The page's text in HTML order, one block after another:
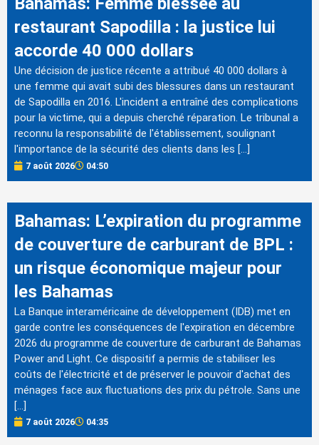
restaurant Sapodilla : la justice lui
accorde 40 000 dollars
Une décision de justice récente a attribué 40 000 dollars à
une femme qui avait subi des blessures dans un restaurant
de Sapodilla en 2016. L'incident a entraîné des complications
pour la victime, qui a depuis cherché réparation. Le tribunal a
reconnu la responsabilité de l'établissement, soulignant
l'importance de la sécurité des clients dans les […]
7 août 2026 04:50
Bahamas: L’expiration du programme
de couverture de carburant de BPL :
un risque économique majeur pour
les Bahamas
La Banque interaméricaine de développement (IDB) met en
garde contre les conséquences de l'expiration en décembre
2026 du programme de couverture de carburant de Bahamas
Power and Light. Ce dispositif a permis de stabiliser les
coûts de l'électricité et de préserver le pouvoir d'achat des
ménages face aux fluctuations des prix du pétrole. Sans une
[…]
7 août 2026 04:35